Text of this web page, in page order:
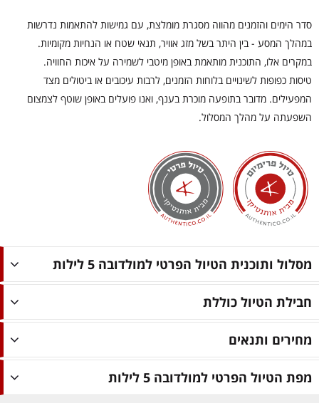
סדר הימים והזמנים מהווה מסגרת מומלצת, עם גמישות להתאמות נדרשות
במהלך המסע - בין היתר בשל מזג אוויר, תנאי שטח או הנחיות מקומיות.
במקרים אלו, התוכנית מותאמת באופן מיטבי לשמירה על איכות החוויה.
טיסות כפופות לשינויים בלוחות הזמנים, לרבות עיכובים או ביטולים מצד
המפעילים. מדובר בתופעה מוכרת בענף, ואנו פועלים באופן שוטף לצמצום
השפעתה על מהלך המסלול.
מסלול ותוכנית הטיול הפרטי למולדובה 5 לילות
חבילת הטיול כוללת
מחירים ותנאים
מפת הטיול הפרטי למולדובה 5 לילות